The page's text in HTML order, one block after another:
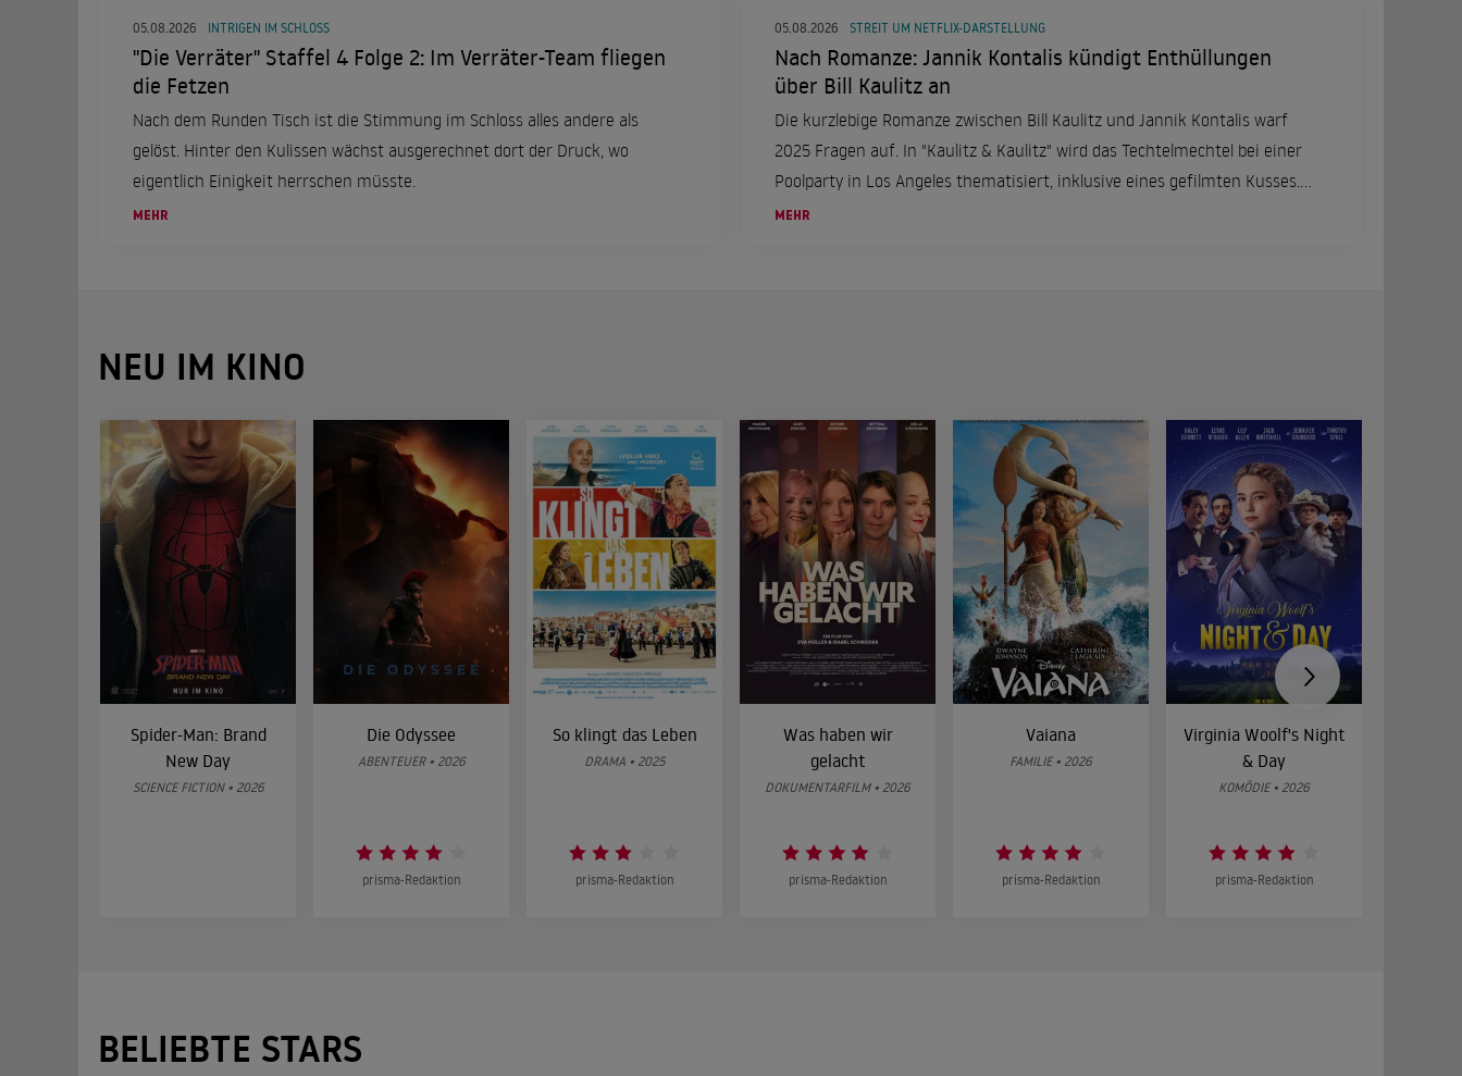
05.08.2026 INTRIGEN IM SCHLOSS
"Die Verräter" Staffel 4 Folge 2: Im Verräter-Team fliegen
die Fetzen
Nach dem Runden Tisch ist die Stimmung im Schloss alles andere als
gelöst. Hinter den Kulissen wächst ausgerechnet dort der Druck, wo
eigentlich Einigkeit herrschen müsste.
MEHR
05.08.2026 STREIT UM NETFLIX-DARSTELLUNG
Nach Romanze: Jannik Kontalis kündigt Enthüllungen
über Bill Kaulitz an
Die kurzlebige Romanze zwischen Bill Kaulitz und Jannik Kontalis warf
2025 Fragen auf. In "Kaulitz & Kaulitz" wird das Techtelmechtel bei einer
Poolparty in Los Angeles thematisiert, inklusive eines gefilmten Kusses.
Jannik kontert die Darstellung und erhebt Vorwürfe.
MEHR
NEU IM KINO
Spider-Man: Brand
New Day
SCIENCE FICTION • 2026
Die Odyssee
ABENTEUER • 2026
prisma-Redaktion
So klingt das Leben
DRAMA • 2025
prisma-Redaktion
Was haben wir
gelacht
DOKUMENTARFILM • 2026
prisma-Redaktion
Vaiana
FAMILIE • 2026
prisma-Redaktion
Virginia Woolf's Night
& Day
KOMÖDIE • 2026
prisma-Redaktion
BELIEBTE STARS